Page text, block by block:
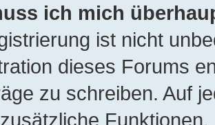
ich mich
ist nicht
dieses Forums
zu schreiben. Auf